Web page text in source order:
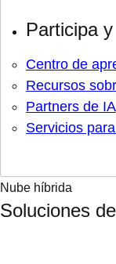
Participa
Centro de
Recursos
Partners de IA
Servicios
Nube híbrida
Soluciones